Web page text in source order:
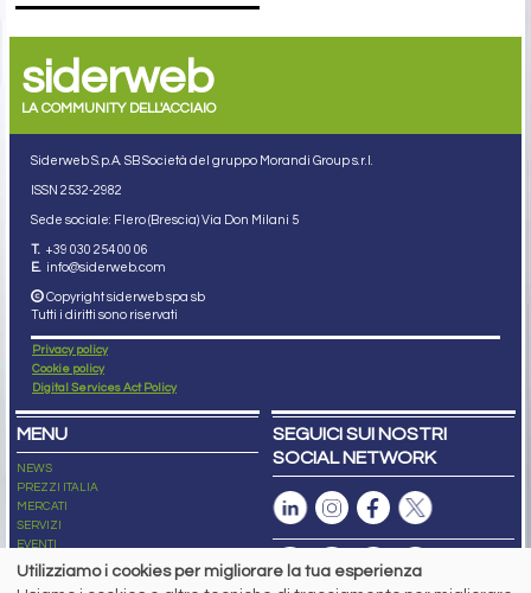
siderweb
LA COMMUNITY DELL'ACCIAIO
Siderweb S.p.A. SB Società del gruppo Morandi Group s.r.l.
ISSN 2532-2982
Sede sociale: Flero (Brescia) Via Don Milani 5
T. +39 030 254 00 06
E. info@siderweb.com
Copyright siderweb spa sb
Tutti i diritti sono riservati
Privacy policy
Cookie policy
Digital Services Act Policy
MENU
NEWS
PREZZI ITALIA
MERCATI
SERVIZI
EVENTI
ABBONAMENTI
SEGUICI SUI NOSTRI
SOCIAL NETWORK
Utilizziamo i cookies per migliorare la tua esperienza